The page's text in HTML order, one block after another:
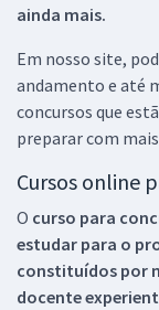
ainda mais.
Em nosso site,
andamento e até
concursos que
preparar com
Cursos online
O curso para
estudar para o
constituídos por
docente